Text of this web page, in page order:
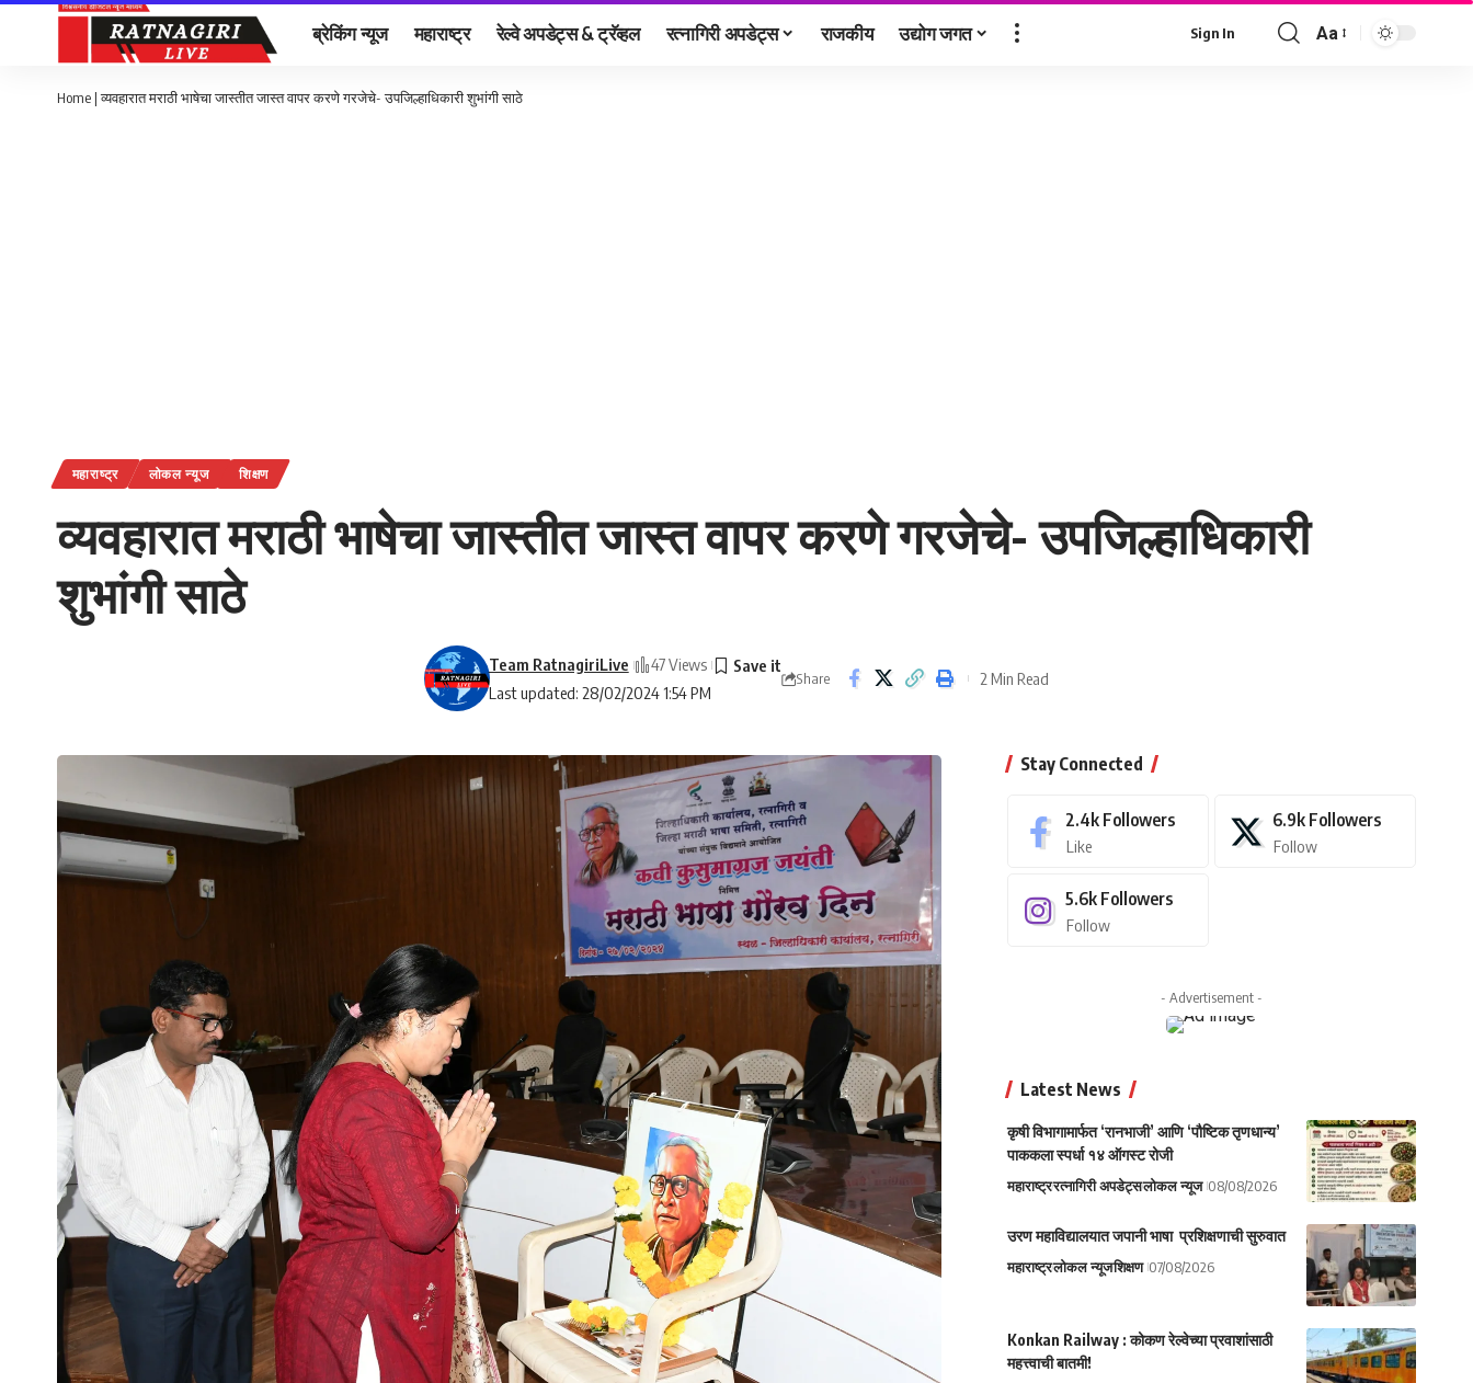
ब्रेकिंग न्यूज महाराष्ट्र रेल्वे अपडेट्स & ट्रॅव्हल रत्नागिरी अपडेट्स राजकीय उद्योग जगत Sign In
Font
Aa
Home |व्यवहारात मराठी भाषेचा जास्तीत जास्त वापर करणे गरजेचे- उपजिल्हाधिकारी शुभांगी साठे
महाराष्ट्र लोकल न्यूज शिक्षण
व्यवहारात मराठी भाषेचा जास्तीत जास्त वापर करणे गरजेचे- उपजिल्हाधिकारी
शुभांगी साठे
Last updated: 28/02/2024 1:54 PM
Team RatnagiriLive 47 Views
Share 2 Min Read
Stay Connected
2.4k Followers
Like
6.9k Followers
Follow
5.6k Followers
Follow
- Advertisement -
Latest News
कृषी विभागामार्फत ‘रानभाजी’ आणि ‘पौष्टिक तृणधान्य’
पाककला स्पर्धा १४ ऑगस्ट रोजी
महाराष्ट्ररत्नागिरी अपडेट्सलोकल न्यूज 08/08/2026
उरण महाविद्यालयात जपानी भाषा प्रशिक्षणाची सुरुवात
महाराष्ट्रलोकल न्यूजशिक्षण 07/08/2026
Konkan Railway : कोकण रेल्वेच्या प्रवाशांसाठी
महत्त्वाची बातमी!